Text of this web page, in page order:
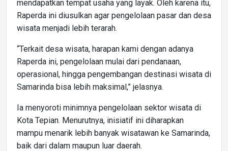
mendapatkan tempat usaha yang layak. Oleh karena itu,
Raperda ini diusulkan agar pengelolaan pasar dan desa
wisata menjadi lebih terarah.
“Terkait desa wisata, harapan kami dengan adanya
Raperda ini, pengelolaan mulai dari pendanaan,
operasional, hingga pengembangan destinasi wisata di
Samarinda bisa lebih maksimal,” jelasnya.
Ia menyoroti minimnya pengelolaan sektor wisata di
Kota Tepian. Menurutnya, inisiatif ini diharapkan
mampu menarik lebih banyak wisatawan ke Samarinda,
baik dari dalam maupun luar daerah.